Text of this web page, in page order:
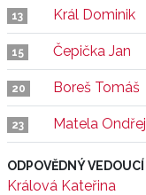
13 Král Dominik
15 Čepička Jan
20 Boreš Tomáš
23 Matela Ondřej
ODPOVĚDNÝ VEDOUCÍ
Králová Kateřina